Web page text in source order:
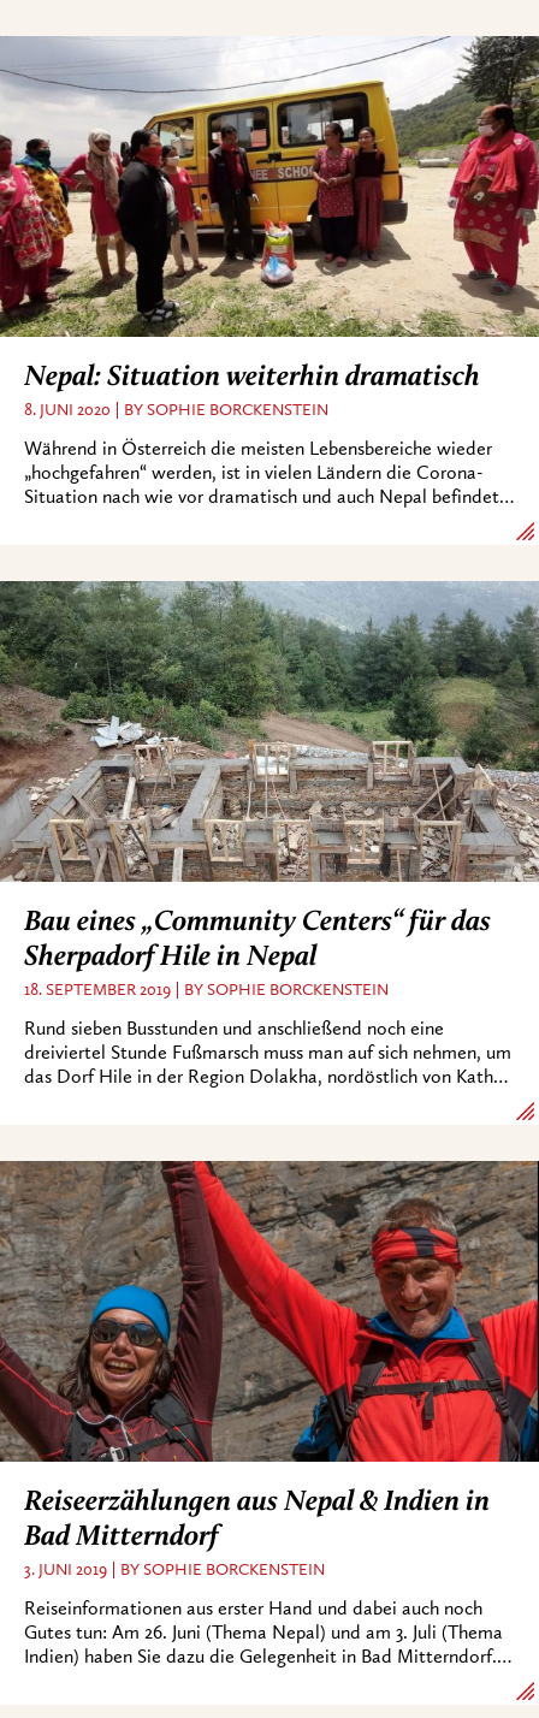
Nepal: Situation weiterhin dramatisch
8. JUNI 2020 BY SOPHIE BORCKENSTEIN
Während in Österreich die meisten Lebensbereiche wieder
„hochgefahren“ werden, ist in vielen Ländern die Corona-
Situation nach wie vor dramatisch und auch Nepal befindet…
Bau eines „Community Centers“ für das
Sherpadorf Hile in Nepal
18. SEPTEMBER 2019 BY SOPHIE BORCKENSTEIN
Rund sieben Busstunden und anschließend noch eine
dreiviertel Stunde Fußmarsch muss man auf sich nehmen, um
das Dorf Hile in der Region Dolakha, nordöstlich von Kath…
Reiseerzählungen aus Nepal & Indien in
Bad Mitterndorf
3. JUNI 2019 BY SOPHIE BORCKENSTEIN
Reiseinformationen aus erster Hand und dabei auch noch
Gutes tun: Am 26. Juni (Thema Nepal) und am 3. Juli (Thema
Indien) haben Sie dazu die Gelegenheit in Bad Mitterndorf.…